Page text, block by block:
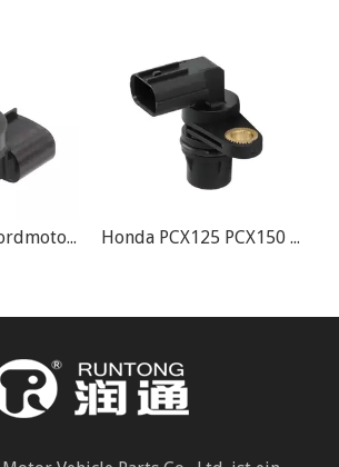
Suzuki Außenbordmotor DF40 DF50 DF140 DF150 Nockenwellen-Positionssensor Honda PCX125 PCX150 Motorrad Cramshaft Sensor OEM 37700-K27-V01